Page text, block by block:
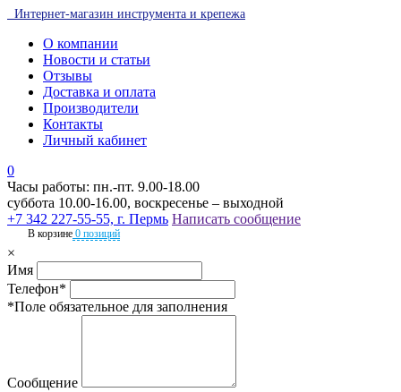
Интернет-магазин инструмента и крепежа
О компании
Новости и статьи
Отзывы
Доставка и оплата
Производители
Контакты
Личный кабинет
0
Часы работы: пн.-пт. 9.00-18.00
суббота 10.00-16.00, воскресенье – выходной
+7 342 227-55-55, г. Пермь Написать сообщение
В корзине 0 позиций
×
Имя
Телефон*
*Поле обязательное для заполнения
Сообщение